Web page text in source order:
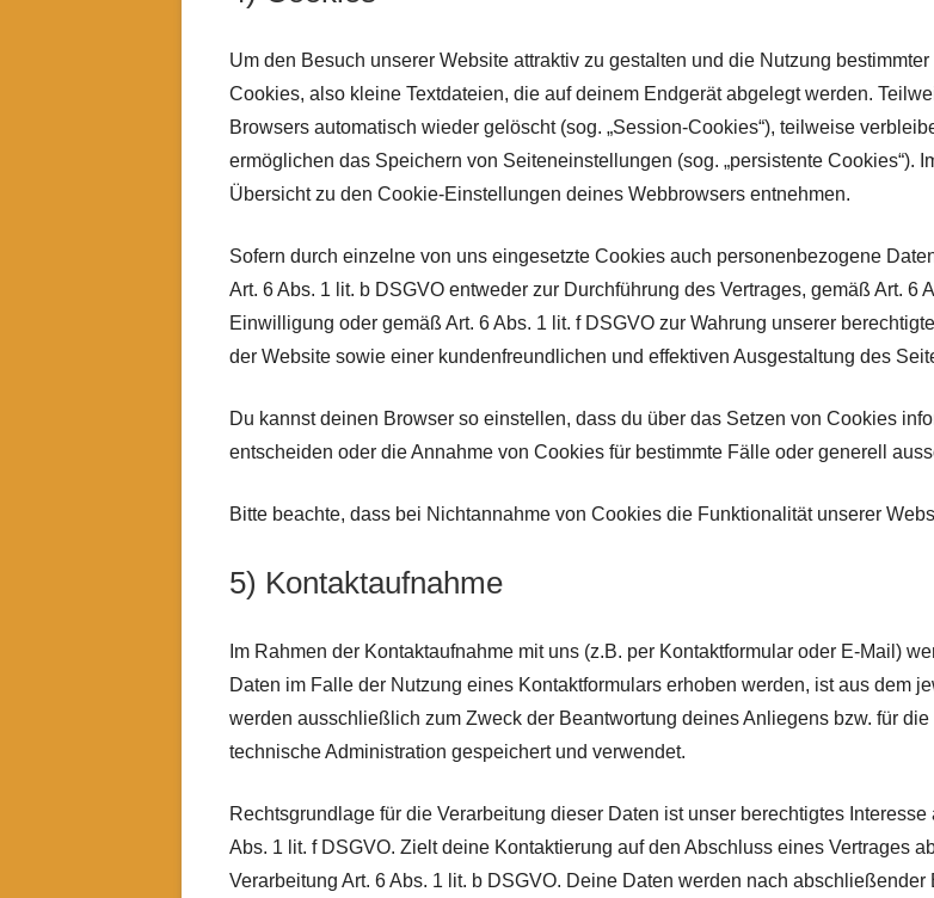
Um den Besuch unserer Website attraktiv zu gestalten und die Nutzung
Cookies, also kleine Textdateien, die auf deinem Endgerät abgelegt werden.
Browsers automatisch wieder gelöscht (sog. „Session-Cookies“), teilweise
ermöglichen das Speichern von Seiteneinstellungen (sog. „persistente Cookies“).
Übersicht zu den Cookie-Einstellungen deines Webbrowsers entnehmen.
Sofern durch einzelne von uns eingesetzte Cookies auch personenbezogene
Art. 6 Abs. 1 lit. b DSGVO entweder zur Durchführung des Vertrages, gemäß Art. 6
Einwilligung oder gemäß Art. 6 Abs. 1 lit. f DSGVO zur Wahrung unserer
der Website sowie einer kundenfreundlichen und effektiven Ausgestaltung des
Du kannst deinen Browser so einstellen, dass du über das Setzen von Cookies
entscheiden oder die Annahme von Cookies für bestimmte Fälle oder generell
Bitte beachte, dass bei Nichtannahme von Cookies die Funktionalität unserer
5) Kontaktaufnahme
Im Rahmen der Kontaktaufnahme mit uns (z.B. per Kontaktformular oder E-Mail)
Daten im Falle der Nutzung eines Kontaktformulars erhoben werden, ist aus dem
werden ausschließlich zum Zweck der Beantwortung deines Anliegens bzw. für
technische Administration gespeichert und verwendet.
Rechtsgrundlage für die Verarbeitung dieser Daten ist unser berechtigtes
Abs. 1 lit. f DSGVO. Zielt deine Kontaktierung auf den Abschluss eines Vertrages
Verarbeitung Art. 6 Abs. 1 lit. b DSGVO. Deine Daten werden nach